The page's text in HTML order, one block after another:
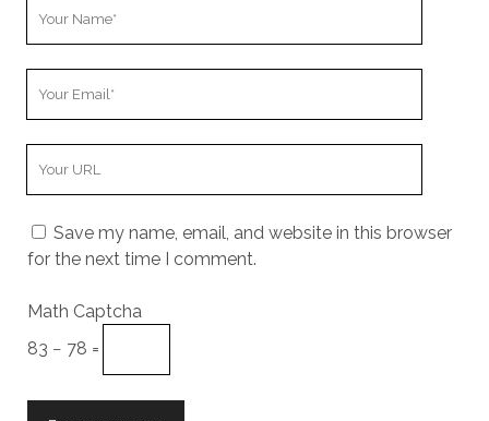
Save my name, email, and website in this browser
for the next time I comment.
Math Captcha
83 − 78 =